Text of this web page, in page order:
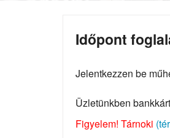
Időpont
Jelentkezzen be
Üzletünkben
Figyelem! Tárnoki